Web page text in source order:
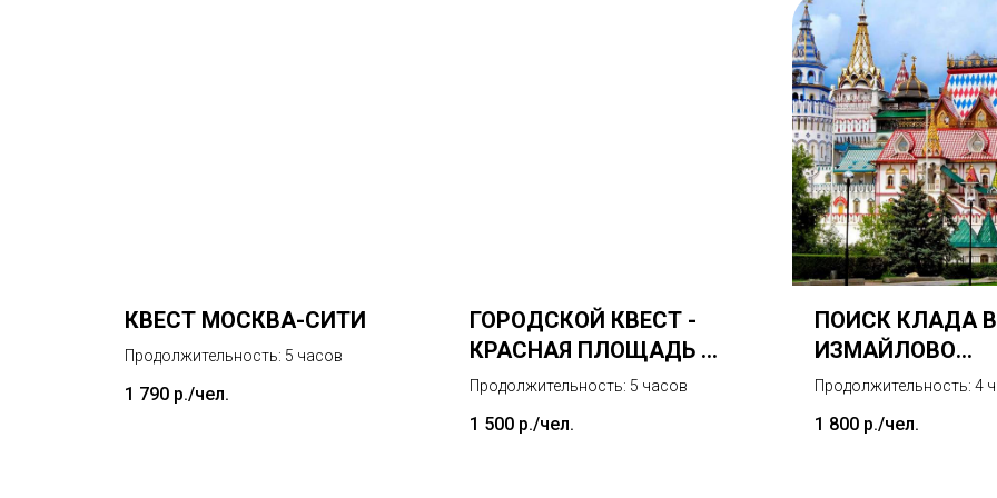
КВЕСТ МОСКВА-СИТИ
Продолжительность: 5 часов
1 790 р./чел.
ГОРОДСКОЙ КВЕСТ -
КРАСНАЯ ПЛОЩАДЬ И
АЛЕКСАНДРОВСКИЙ
Продолжительность: 5 часов
1 500 р./чел.
ПОИСК КЛАДА В
ИЗМАЙЛОВО
Продолжительность: 4
1 800 р./чел.